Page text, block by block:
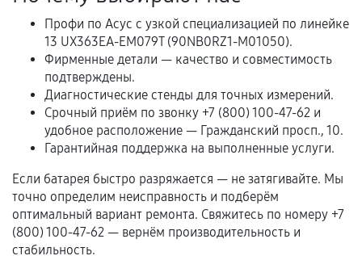
Обращение после окончания гарантийного
срока.
Программные сбои, если это не указано в
отдельных условиях.
Если комплектующие куплены
самостоятельно
Гарантия на выполненные работы может
сохраняться полностью или частично, если
соблюдены следующие условия:
Предоставленные детали подходят по
Профи по Асус с узкой специализацией по линейке
13 UX363EA-EM079T (90NB0RZ1-M01050).
Фирменные детали — качество и совместимость
подтверждены.
Диагностические стенды для точных измерений.
Срочный приём по звонку +7 (800) 100-47-62 и
удобное расположение — Гражданский просп., 10.
Гарантийная поддержка на выполненные услуги.
Если батарея быстро разряжается — не затягивайте. Мы
точно определим неисправность и подберём
оптимальный вариант ремонта. Свяжитесь по номеру +7
(800) 100-47-62 — вернём производительность и
стабильность.